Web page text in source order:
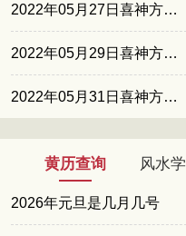
2022年05月27日喜神方位西北
2022年05月29日喜神方位正南
2022年05月31日喜神方位东北
黄历查询 风水学
2026年元旦是几月几号